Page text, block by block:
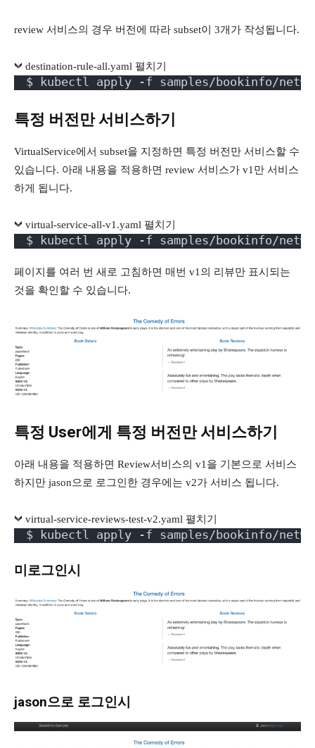
review 서비스의 경우 버전에 따라 subset이 3개가 작성됩니다.
destination-rule-all.yaml 펼치기
$ kubectl apply -f samples/bookinfo/
특정 버전만 서비스하기
VirtualService에서 subset을 지정하면 특정 버전만 서비스할 수
있습니다. 아래 내용을 적용하면 review 서비스가 v1만 서비스
하게 됩니다.
virtual-service-all-v1.yaml 펼치기
$ kubectl apply -f samples/bookinfo/
페이지를 여러 번 새로 고침하면 매번 v1의 리뷰만 표시되는
것을 확인할 수 있습니다.
특정 User에게 특정 버전만 서비스하기
아래 내용을 적용하면 Review서비스의 v1을 기본으로 서비스
하지만 jason으로 로그인한 경우에는 v2가 서비스 됩니다.
virtual-service-reviews-test-v2.yaml 펼치기
$ kubectl apply -f samples/bookinfo/
미로그인시
jason으로 로그인시